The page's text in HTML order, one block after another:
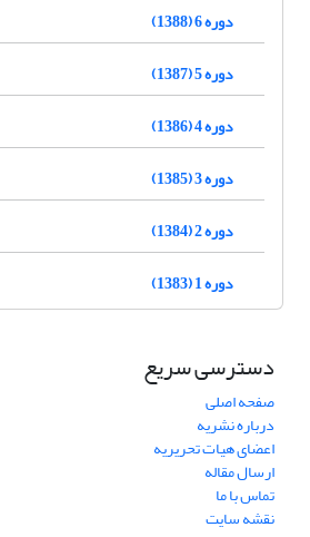
دوره 6 (1388)
دوره 5 (1387)
دوره 4 (1386)
دوره 3 (1385)
دوره 2 (1384)
دوره 1 (1383)
دسترسی سریع
صفحه اصلی
درباره نشریه
اعضای هیات تحریریه
ارسال مقاله
تماس با ما
نقشه سایت